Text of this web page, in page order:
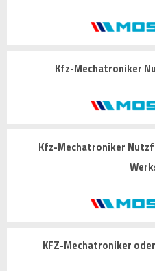
Kfz-Mechatroniker
Kfz-Mechatroniker
KFZ-Mechatroniker